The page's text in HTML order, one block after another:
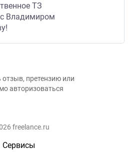
ТЗ
Владимиром
претензию или
авторизоваться
freelance.ru
Сервисы